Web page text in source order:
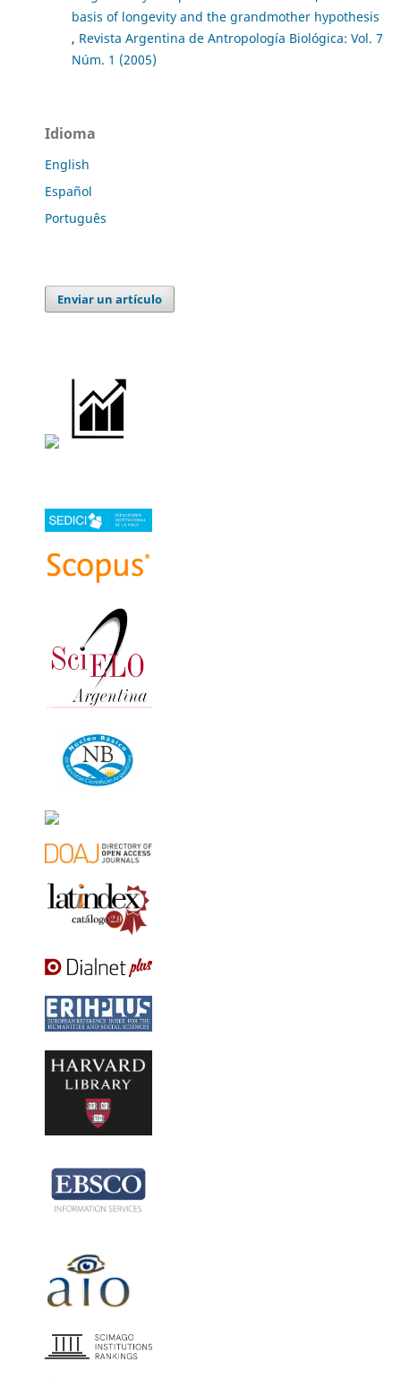
basis of longevity and the grandmother hypothesis
, Revista Argentina de Antropología Biológica: Vol. 7
Núm. 1 (2005)
Idioma
English
Español
Português
Enviar un artículo